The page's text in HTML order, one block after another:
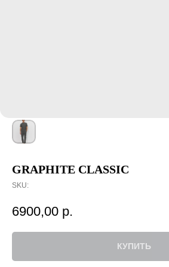
GRAPHITE CLASSIC
SKU:
6900,00 р.
КУПИТЬ